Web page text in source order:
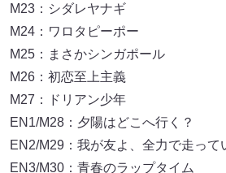
M23：シダレヤナギ
M24：ワロタピーポー
M25：まさかシンガポール
M26：初恋至上主義
M27：ドリアン少年
EN1/M28：夕陽はどこへ行く？
EN2/M29：我が友よ、全力で走って
EN3/M30：青春のラップタイム